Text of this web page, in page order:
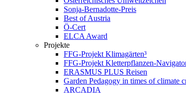
Sonja-Bernadotte-Preis
Best of Austria
Ö-Cert
ELCA Award
Projekte
FFG-Projekt Klimagärten³
FFG-Projekt Kletterpflanzen-
ERASMUS PLUS Reisen
Garden Pedagogy in times of climate
ARCADIA